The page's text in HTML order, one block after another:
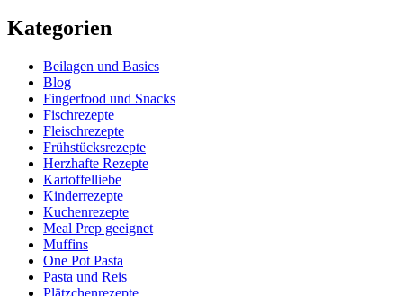
Kategorien
Beilagen und Basics
Blog
Fingerfood und Snacks
Fischrezepte
Fleischrezepte
Frühstücksrezepte
Herzhafte Rezepte
Kartoffelliebe
Kinderrezepte
Kuchenrezepte
Meal Prep geeignet
Muffins
One Pot Pasta
Pasta und Reis
Plätzchenrezepte